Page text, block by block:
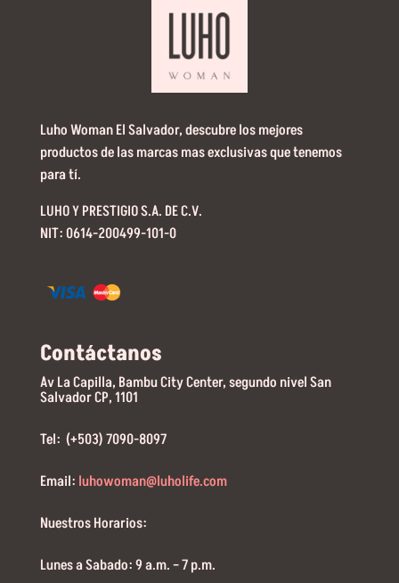
Luho Woman El Salvador, descubre los mejores
productos de las marcas mas exclusivas que tenemos
para tí.
LUHO Y PRESTIGIO S.A. DE C.V.
NIT: 0614-200499-101-0
Contáctanos
Av La Capilla, Bambu City Center, segundo nivel San
Salvador CP, 1101
Tel: (+503) 7090-8097
Email: luhowoman@luholife.com
Nuestros Horarios:
Lunes a Sabado: 9 a.m. – 7 p.m.